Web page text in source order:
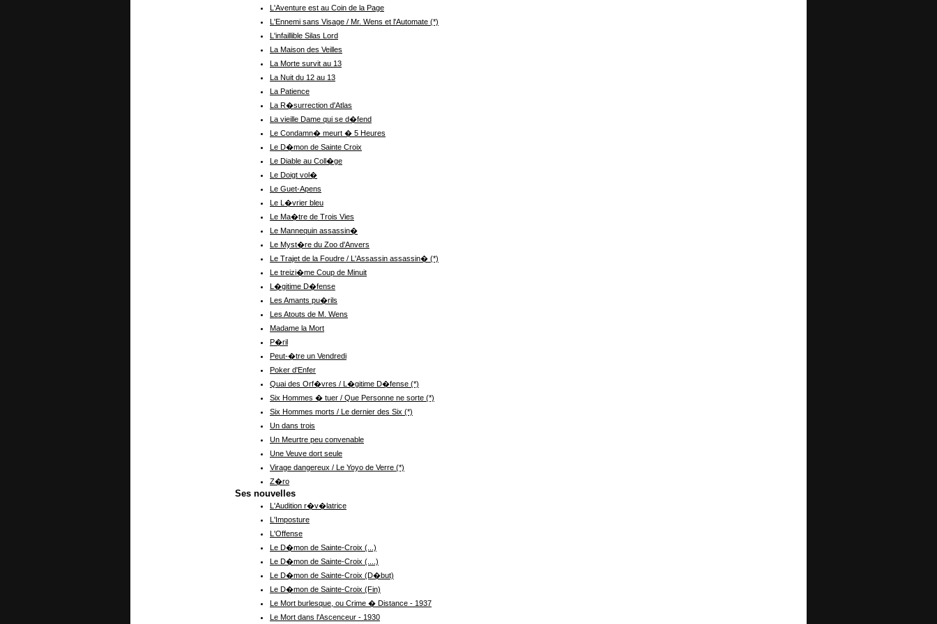
L'Aventure est au Coin de la Page
L'Ennemi sans Visage / Mr. Wens et l'Automate (*)
L'infaillible Silas Lord
La Maison des Veilles
La Morte survit au 13
La Nuit du 12 au 13
La Patience
La R�surrection d'Atlas
La vieille Dame qui se d�fend
Le Condamn� meurt � 5 Heures
Le D�mon de Sainte Croix
Le Diable au Coll�ge
Le Doigt vol�
Le Guet-Apens
Le L�vrier bleu
Le Ma�tre de Trois Vies
Le Mannequin assassin�
Le Myst�re du Zoo d'Anvers
Le Trajet de la Foudre / L'Assassin assassin� (*)
Le treizi�me Coup de Minuit
L�gitime D�fense
Les Amants pu�rils
Les Atouts de M. Wens
Madame la Mort
P�ril
Peut-�tre un Vendredi
Poker d'Enfer
Quai des Orf�vres / L�gitime D�fense (*)
Six Hommes � tuer / Que Personne ne sorte (*)
Six Hommes morts / Le dernier des Six (*)
Un dans trois
Un Meurtre peu convenable
Une Veuve dort seule
Virage dangereux / Le Yoyo de Verre (*)
Z�ro
Ses nouvelles
L'Audition r�v�latrice
L'Imposture
L'Offense
Le D�mon de Sainte-Croix (...)
Le D�mon de Sainte-Croix (....)
Le D�mon de Sainte-Croix (D�but)
Le D�mon de Sainte-Croix (Fin)
Le Mort burlesque, ou Crime � Distance - 1937
Le Mort dans l'Ascenceur - 1930